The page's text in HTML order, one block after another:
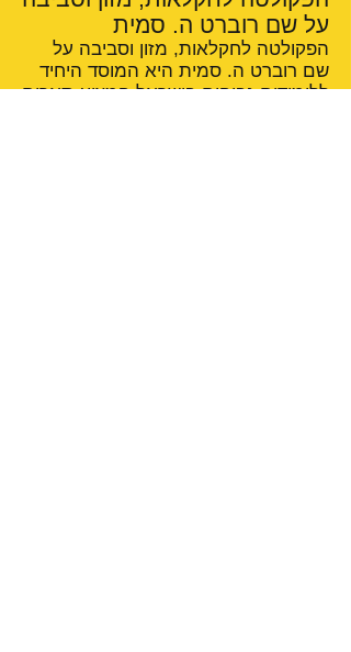
על שם רוברט ה. סמית
הפקולטה לחקלאות, מזון וסביבה על
שם רוברט ה. סמית היא המוסד היחיד
ללימודים גבוהים בישראל המציע תארים